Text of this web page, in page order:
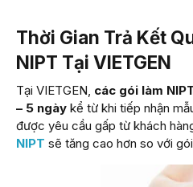
Thời Gian Trả Kết
NIPT Tại VIETGEN
Tại VIETGEN, các gói làm
– 5 ngày kể từ khi tiếp nhận
được yêu cầu gấp từ khách
NIPT sẽ tăng cao hơn so với